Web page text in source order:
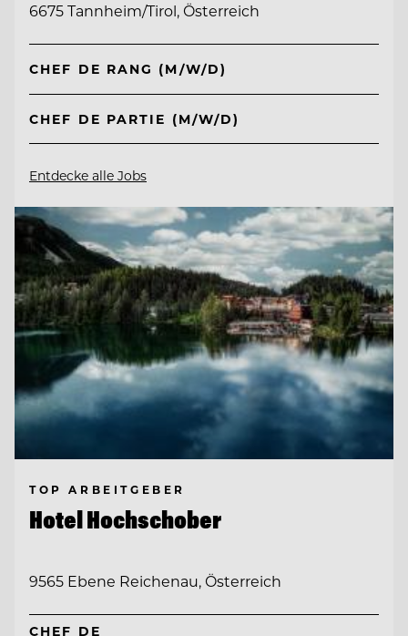
6675 Tannheim/Tirol, Österreich
CHEF DE RANG (M/W/D)
CHEF DE PARTIE (M/W/D)
Entdecke alle Jobs
TOP ARBEITGEBER
Hotel Hochschober
9565 Ebene Reichenau, Österreich
CHEF DE